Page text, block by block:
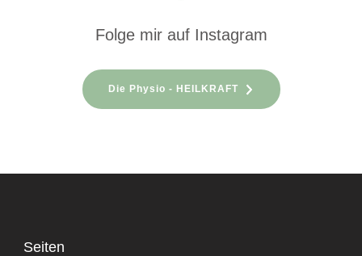
Folge mir auf Instagram
Die Physio - HEILKRAFT
Seiten